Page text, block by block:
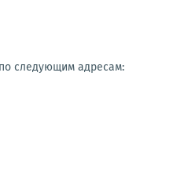
следующим адресам: